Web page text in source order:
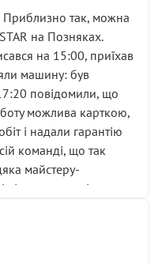
Раніше міняв у
справив хороше
гайок під
це “старі гайки, які
( надіюсь
дрібниці вже не
і саме її цей сервіс
Приблизно так, можна
на Позняках.
на 15:00, приїхав
машину: був
повідомили, що
можлива карткою,
і надали гарантію
команді, що так
майстеру-
та по суті.